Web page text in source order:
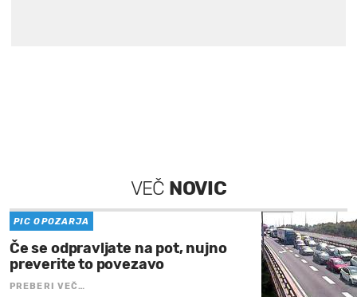
VEČ NOVIC
PIC OPOZARJA
Če se odpravljate na pot, nujno
preverite to povezavo
PREBERI VEČ…